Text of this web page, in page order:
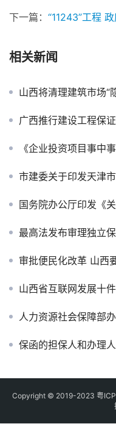
下一篇： “11243”工程 政
相关新闻
山西将清理建筑市场“隐
广西推行建设工程保
《企业投资项目事中
市建委关于印发天津市建设工
国务院办公厅印发《关于
最高法发布审理独立
审批便民化改革 山西
山西省互联网发展十件大事
人力资源社会保障部办公厅关于
保函的担保人和办理
Copyright © 2019-2023 粤